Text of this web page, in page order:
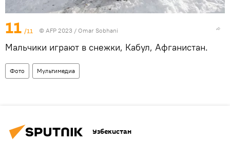
11 /11 © AFP 2023 / Omar Sobhani
Мальчики играют в снежки, Кабул, Афганистан.
Фото Мультимедиа
Узбекистан